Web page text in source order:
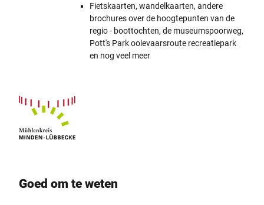
Fietskaarten, wandelkaarten, andere
brochures over de hoogtepunten van de
regio - boottochten, de museumspoorweg,
Pott's Park ooievaarsroute recreatiepark
en nog veel meer
Goed om te weten